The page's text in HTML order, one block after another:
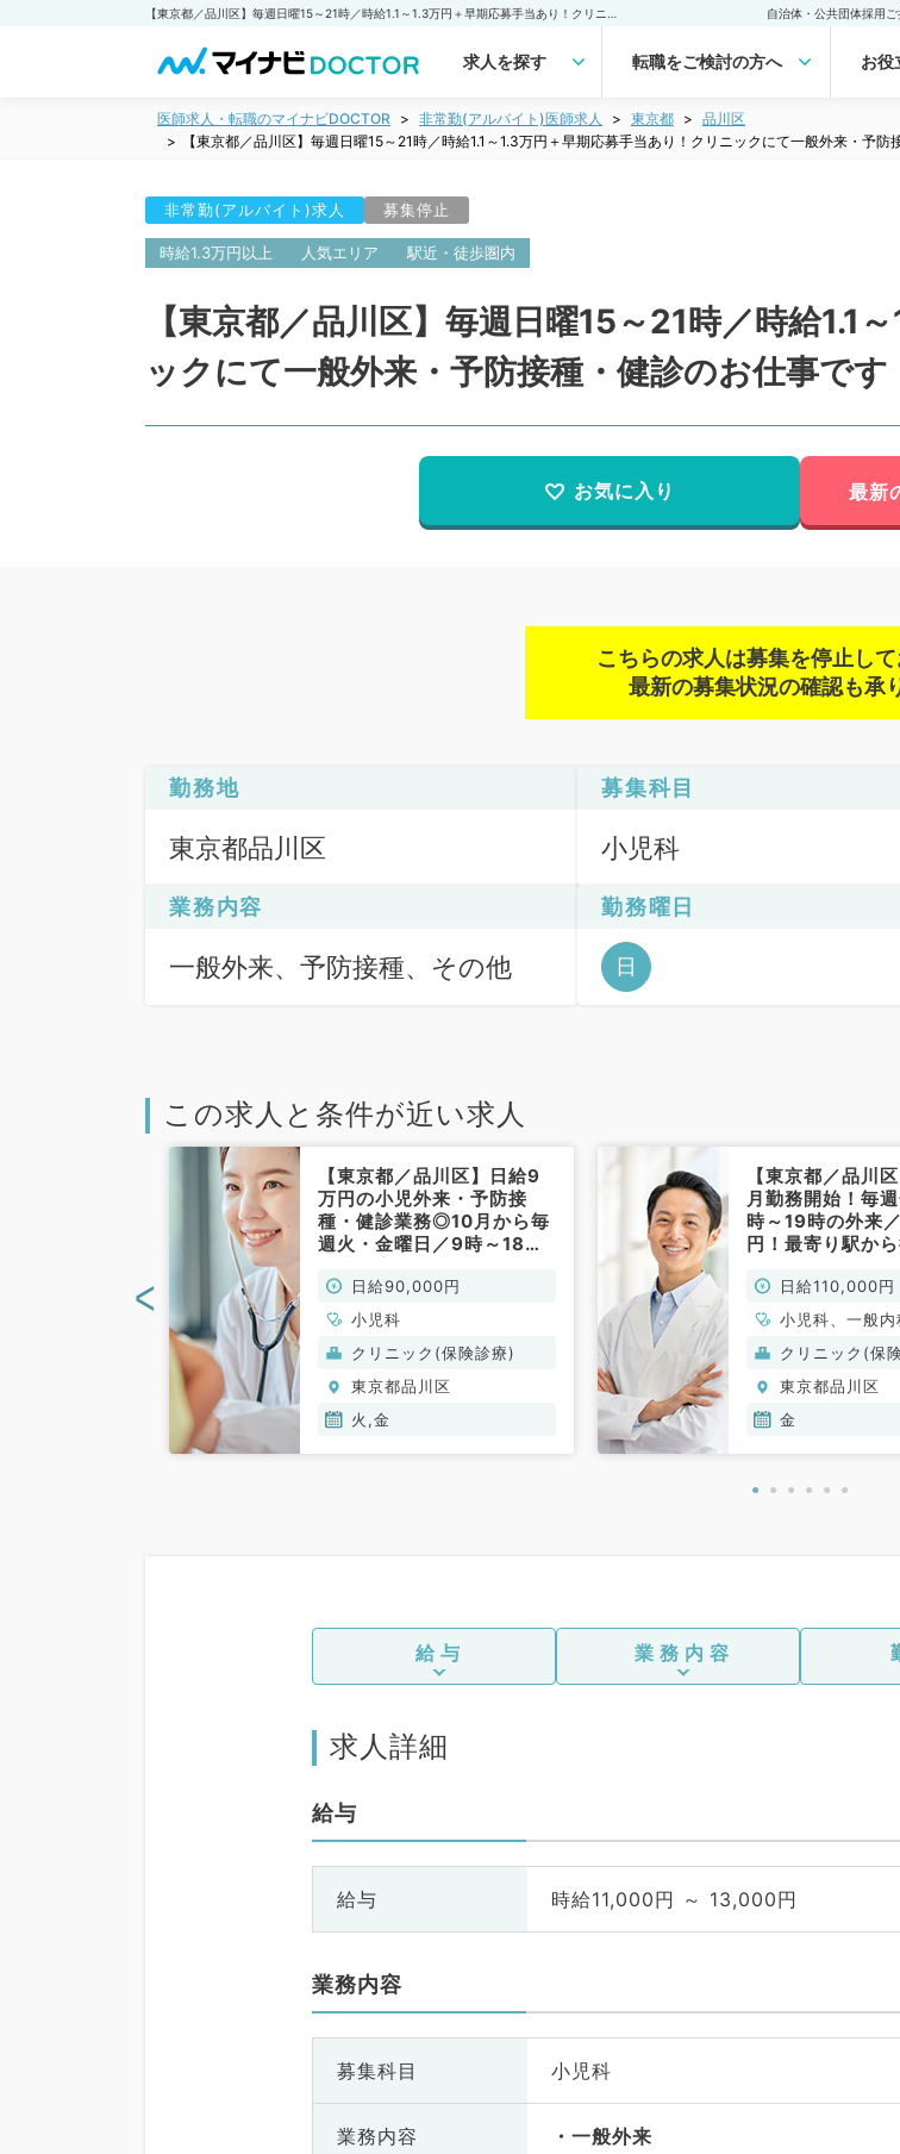
自治体・公共団体採用
求人を探す 転職をご検討の方へ お役
医師求人・転職のマイナビDOCTOR 非常勤(アルバイト)医師求人 東京都
品川区
【東京都／品川区】毎週日曜15～21時／時給1.1～1.3万円＋早期応募手当あり！クリニックにて一般外来・予防
非常勤(アルバイト)求人 募集停止
時給1.3万円以上 人気エリア 駅近・徒歩圏内
【東京都／品川区】毎週日曜15～21時／時給1.1
ックにて一般外来・予防接種・健診のお仕事です
お気に入り 最新
こちらの求人は募集を停止して
最新の募集状況の確認も承
勤務地
東京都品川区
募集科目
小児科
業務内容
一般外来、予防接種、その他
勤務曜日
日
この求人と条件が近い求人
【東京都／品川区】日給9
万円の小児外来・予防接
種・健診業務◎10月から毎
週火・金曜日／9時～18時
のクリニックです！（小児
科／非常勤）
日給90,000円
小児科
クリニック(保険診療)
東京都品川区
火,金
【東京都／品川
月勤務開始！毎
時～19時の外来
円！最寄り駅か
児科／非常勤）
日給110,000円
小児科、一般内
クリニック(保
東京都品川区
金
<
給与 業務内容
求人詳細
給与
給与 時給11,000円 ～ 13,000円
業務内容
募集科目 小児科
業務内容
一般外来